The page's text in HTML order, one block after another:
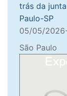
trás da
Paulo-SP
05/05/
São Paulo